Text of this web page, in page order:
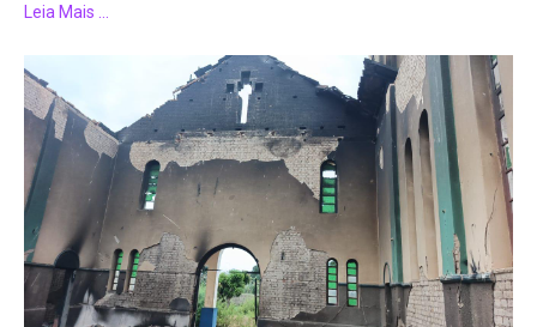
Leia Mais ...